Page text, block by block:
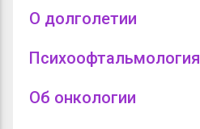
О долголетии
Психоофтальмология
Об онкологии